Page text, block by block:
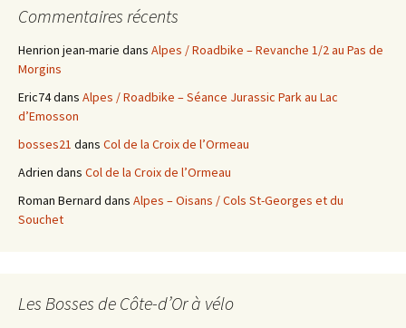
Commentaires récents
Henrion jean-marie dans Alpes / Roadbike – Revanche 1/2 au Pas de
Morgins
Eric74dans Alpes / Roadbike – Séance Jurassic Park au Lac
d’Emosson
bosses21 dans Col de la Croix de l’Ormeau
Adrien dans Col de la Croix de l’Ormeau
Roman Bernard dans Alpes – Oisans / Cols St-Georges et du
Souchet
Les Bosses de Côte-d’Or à vélo